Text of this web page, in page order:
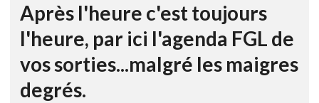
Après l'heure c'est toujours
l'heure, par ici l'agenda FGL de
vos sorties...malgré les maigres
degrés.